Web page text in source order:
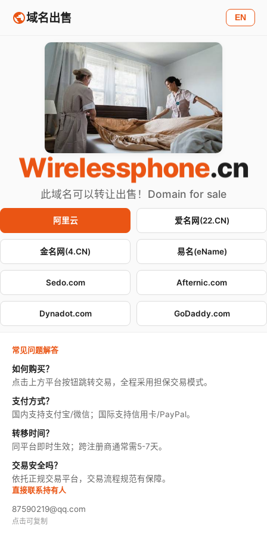
域名出售 EN
Wirelessphone.cn
此域名可以转让出售！Domain for sale
阿里云 爱名网(22.CN)
金名网(4.CN) 易名(eName)
Sedo.com Afternic.com
Dynadot.com GoDaddy.com
常见问题解答
如何购买？
点击上方平台按钮跳转交易，全程采用担保交易模式。
支付方式？
国内支持支付宝/微信；国际支持信用卡/PayPal。
转移时间？
同平台即时生效；跨注册商通常需5-7天。
交易安全吗？
依托正规交易平台，交易流程规范有保障。
直接联系持有人
87590219@qq.com
点击可复制